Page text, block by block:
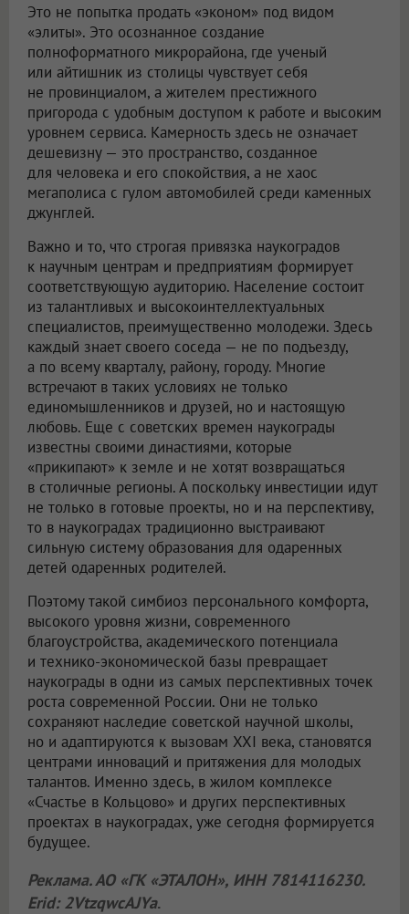
Это не попытка продать «эконом» под видом
«элиты». Это осознанное создание
полноформатного микрорайона, где ученый
или айтишник из столицы чувствует себя
не провинциалом, а жителем престижного
пригорода с удобным доступом к работе и высоким
уровнем сервиса. Камерность здесь не означает
дешевизну — это пространство, созданное
для человека и его спокойствия, а не хаос
мегаполиса с гулом автомобилей среди каменных
джунглей.
Важно и то, что строгая привязка наукоградов
к научным центрам и предприятиям формирует
соответствующую аудиторию. Население состоит
из талантливых и высокоинтеллектуальных
специалистов, преимущественно молодежи. Здесь
каждый знает своего соседа — не по подъезду,
а по всему кварталу, району, городу. Многие
встречают в таких условиях не только
единомышленников и друзей, но и настоящую
любовь. Еще с советских времен наукограды
известны своими династиями, которые
«прикипают» к земле и не хотят возвращаться
в столичные регионы. А поскольку инвестиции идут
не только в готовые проекты, но и на перспективу,
то в наукоградах традиционно выстраивают
сильную систему образования для одаренных
детей одаренных родителей.
Поэтому такой симбиоз персонального комфорта,
высокого уровня жизни, современного
благоустройства, академического потенциала
и технико-экономической базы превращает
наукограды в одни из самых перспективных точек
роста современной России. Они не только
сохраняют наследие советской научной школы,
но и адаптируются к вызовам XXI века, становятся
центрами инноваций и притяжения для молодых
талантов. Именно здесь, в жилом комплексе
«Счастье в Кольцово» и других перспективных
проектах в наукоградах, уже сегодня формируется
будущее.
Реклама. АО «ГК «ЭТАЛОН», ИНН 7814116230.
Erid: 2VtzqwcAJYa.